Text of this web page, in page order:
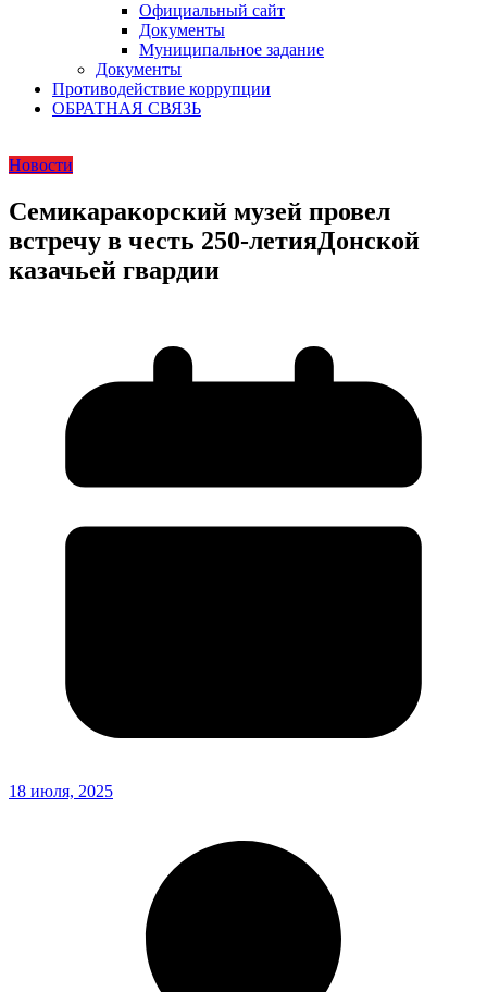
Официальный сайт
Документы
Муниципальное задание
Документы
Противодействие коррупции
ОБРАТНАЯ СВЯЗЬ
Новости
Семикаракорский музей провел
встречу в честь 250-летияДонской
казачьей гвардии
18 июля, 2025